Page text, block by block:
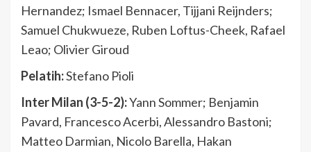
Hernandez; Ismael Bennacer, Tijjani Reijnders;
Samuel Chukwueze, Ruben Loftus-Cheek, Rafael
Leao; Olivier Giroud
Pelatih:Stefano Pioli
Inter Milan (3-5-2):Yann Sommer; Benjamin
Pavard, Francesco Acerbi, Alessandro Bastoni;
Matteo Darmian, Nicolo Barella, Hakan